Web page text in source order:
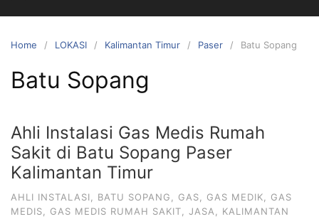
Home LOKASI Kalimantan Timur Paser Batu Sopang
Batu Sopang
Ahli Instalasi Gas Medis Rumah
Sakit di Batu Sopang Paser
Kalimantan Timur
AHLI INSTALASI BATU SOPANG GAS GAS MEDIK
GAS
MEDIS
GAS MEDIS RUMAH SAKIT JASA
KALIMANTAN